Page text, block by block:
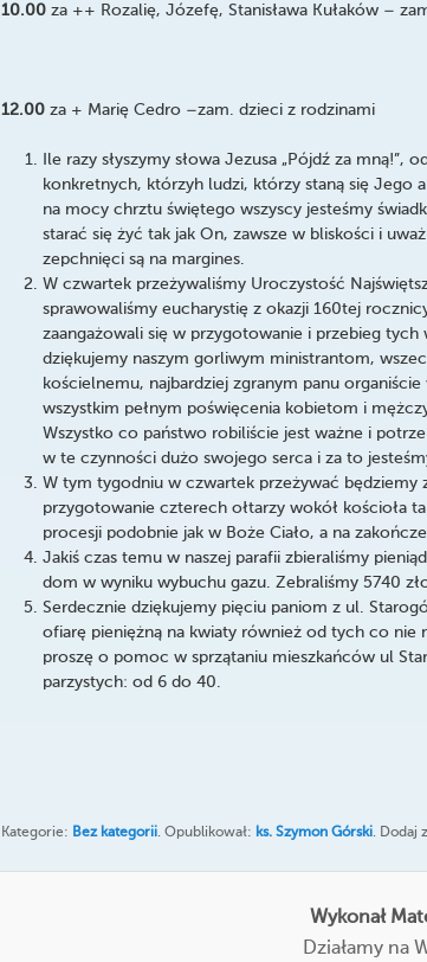
10.00za ++ Rozalię, Józefę, Stanisława Kułaków –
12.00za + Marię Cedro –zam. dzieci z rodzinami
Ile razy słyszymy słowa Jezusa „Pójdź za
konkretnych, którzyh ludzi, którzy staną się Jego
na mocy chrztu świętego wszyscy jesteśmy
starać się żyć tak jak On, zawsze w bliskości i
zepchnięci są na margines.
W czwartek przeżywaliśmy Uroczystość
sprawowaliśmy eucharystię z okazji 160tej
zaangażowali się w przygotowanie i przebieg
dziękujemy naszym gorliwym ministrantom,
kościelnemu, najbardziej zgranym panu
wszystkim pełnym poświęcenia kobietom i
Wszystko co państwo robiliście jest ważne i
w te czynności dużo swojego serca i za to
W tym tygodniu w czwartek przeżywać będziemy
przygotowanie czterech ołtarzy wokół kościoła
procesji podobnie jak w Boże Ciało, a na
Jakiś czas temu w naszej parafii zbieraliśmy
dom w wyniku wybuchu gazu. Zebraliśmy 5740
Serdecznie dziękujemy pięciu paniom z ul.
ofiarę pieniężną na kwiaty również od tych co
proszę o pomoc w sprzątaniu mieszkańców ul
parzystych: od 6 do 40.
Kategorie: Bez kategorii. Opublikował: ks. Szymon Górski. Dodaj
Wykonał
Działamy na